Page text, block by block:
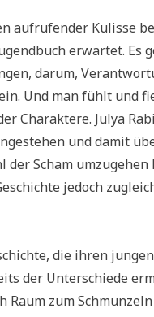
aufrufender Kulisse
erwartet. Es
darum,
Und man fühlt und
Charaktere. Julya
und damit
Scham
jedoch
die ihren
der Unterschiede
Raum zum